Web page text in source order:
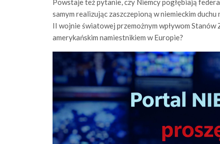
Powstaje też pytanie, czy Niemcy pogłębiają
samym realizując zaszczepioną w niemieckim
II wojnie światowej przemożnym wpływom
amerykańskim namiestnikiem w Europie?